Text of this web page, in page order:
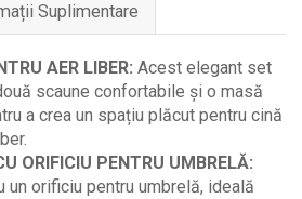
2
Scaune
Suplimentare
AER LIBER: Acest elegant set
scaune confortabile și o masă
a crea un spațiu plăcut pentru cină
ORIFICIU PENTRU UMBRELĂ:
un orificiu pentru umbrelă, ideală